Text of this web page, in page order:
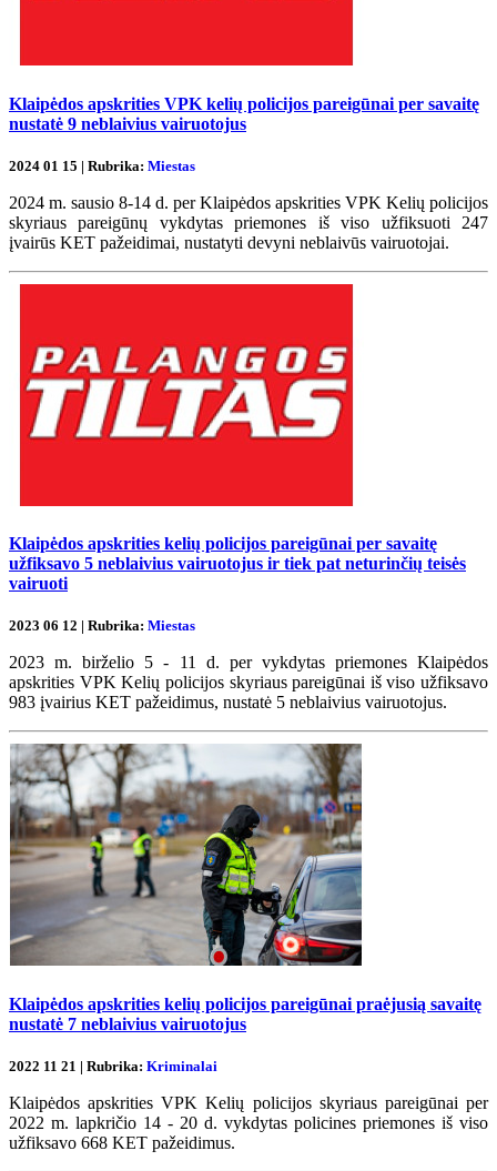
Klaipėdos apskrities VPK kelių policijos pareigūnai per savaitę
nustatė 9 neblaivius vairuotojus
2024 01 15 | Rubrika: Miestas
2024 m. sausio 8-14 d. per Klaipėdos apskrities VPK Kelių policijos
skyriaus pareigūnų vykdytas priemones iš viso užfiksuoti 247
įvairūs KET pažeidimai, nustatyti devyni neblaivūs vairuotojai.
Klaipėdos apskrities kelių policijos pareigūnai per savaitę
užfiksavo 5 neblaivius vairuotojus ir tiek pat neturinčių teisės
vairuoti
2023 06 12 | Rubrika: Miestas
2023 m. birželio 5 - 11 d. per vykdytas priemones Klaipėdos
apskrities VPK Kelių policijos skyriaus pareigūnai iš viso užfiksavo
983 įvairius KET pažeidimus, nustatė 5 neblaivius vairuotojus.
Klaipėdos apskrities kelių policijos pareigūnai praėjusią savaitę
nustatė 7 neblaivius vairuotojus
2022 11 21 | Rubrika: Kriminalai
Klaipėdos apskrities VPK Kelių policijos skyriaus pareigūnai per
2022 m. lapkričio 14 - 20 d. vykdytas policines priemones iš viso
užfiksavo 668 KET pažeidimus.